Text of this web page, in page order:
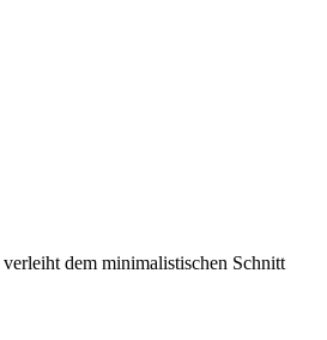
verleiht dem minimalistischen Schnitt